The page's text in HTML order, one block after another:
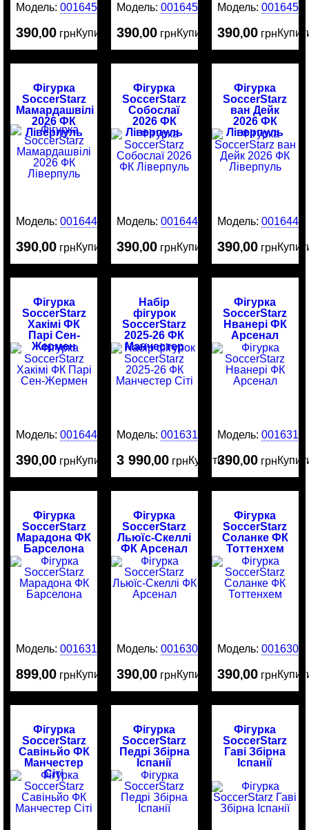
Модель:0016452
390,00 грнКупити
Модель:0016451
390,00 грнКупити
Модель: 0016450
390,00 грн
Фігурка
SoccerStarz
Мамардашвілі
2026 ФК
Ліверпуль
Модель:0016449
390,00 грнКупити
Фігурка
SoccerStarz
Собослаї
2026 ФК
Ліверпуль
Модель:0016448
390,00 грнКупити
Фігурка
SoccerStarz
ван Дейк
2026 ФК
Ліверпуль
Модель: 0016446
390,00 грн
Фігурка
SoccerStarz
Хакімі ФК
Парі Сен-
Жермен
Модель:0016445
390,00 грнКупити
Набір
фігурок
SoccerStarz
2025-26 ФК
Манчестер
Сіті
Модель:0016316
3 990,00 грнКупити
Фігурка
SoccerStarz
Нванері ФК
Арсенал
Модель: 0016314
390,00 грн
Фігурка
SoccerStarz
Марадона ФК
Барселона
Модель:0016313
899,00 грнКупити
Фігурка
SoccerStarz
Льюїс-Скеллі
ФК Арсенал
Модель:0016305
390,00 грнКупити
Фігурка
SoccerStarz
Соланке ФК
Тоттенхем
Модель: 0016304
390,00 грн
Фігурка
SoccerStarz
Савіньйо ФК
Манчестер
Сіті
Фігурка
SoccerStarz
Педрі Збірна
Іспанії
Фігурка
SoccerStarz
Гаві Збірна
Іспанії